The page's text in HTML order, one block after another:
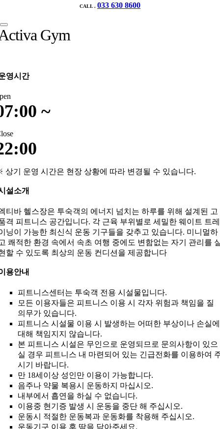
CALL . 033 630 8600
Gym
영시간
~
상기 운영 시간은 현장 상황에 따라 변경될 수 있습니다.
설소개
티바 헬스장은 투숙객의 에너지 넘치는 하루를 위해 설계된 고
격 피트니스 공간입니다. 각 근육 부위별로 세밀한 웨이트 트레
닝이 가능한 최신식 운동 기구들을 갖추고 있습니다. 미니멀하
쾌적한 환경 속에서 속초 여행 중에도 변함없는 자기 관리를
할 수 있도록 최상의 운동 컨디션을 제공합니다
용안내
피트니스센터는 투숙객 전용 시설물입니다.
모든 이용자들은 피트니스 이용 시 각자 위험과 책임을 질
의무가 있습니다.
피트니스 시설물 이용 시 발생하는 어떠한 부상이나 손실에
대해 책임지지 않습니다.
본 피트니스 시설은 무인으로 운영되므로 문의사항이 있으
실 경우 피트니스 내 마련되어 있는 긴급전화를 이용하여
시기 바랍니다.
만 18세이상 성인만 이용이 가능합니다.
음주나 약물 복용시 운동하지 마십시오.
내부에서 흡연을 하실 수 없습니다.
이용중 현기증 발생 시 운동을 중단 해 주십시오.
운동시 적절한 운동복과 운동화를 착용해 주십시오.
운동기구 이용 후 땀을 닦아주세요.